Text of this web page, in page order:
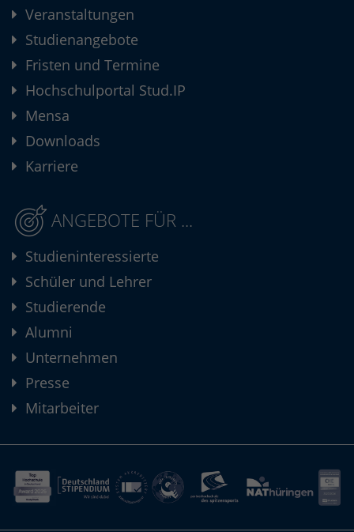
Veranstaltungen
Studienangebote
Fristen und Termine
Hochschulportal Stud.IP
Mensa
Downloads
Karriere
ANGEBOTE FÜR ...
Studieninteressierte
Schüler und Lehrer
Studierende
Alumni
Unternehmen
Presse
Mitarbeiter